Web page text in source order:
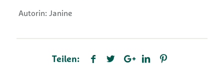
Autorin: Janine
Teilen: